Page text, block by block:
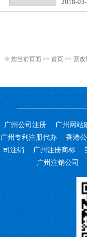
2018-03-
您当前页面 >> 首页 >> 营改
广州公司注册 广州网站
广州专利注册代办
香港
司注销
广州注册商标
广州注销公司